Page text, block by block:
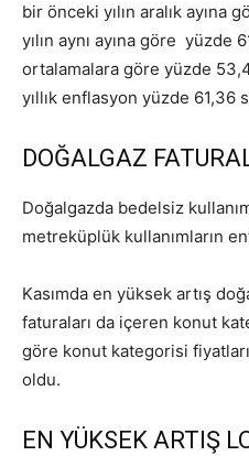
bir önceki yılın aralık ayına
yılın aynı ayına göre yüzde
ortalamalara göre yüzde
yıllık enflasyon yüzde
DOĞALGAZ
Doğalgazda bedelsiz
metreküplük kullanımların
Kasımda en yüksek artış
faturaları da içeren konut
göre konut kategorisi
oldu.
EN YÜKSEK ARTIŞ